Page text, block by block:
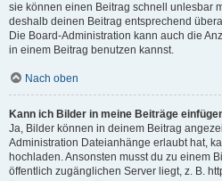
sie können einen Beitrag schnell unlesbar
deshalb deinen Beitrag entsprechend
Die Board-Administration kann auch die
in einem Beitrag benutzen kannst.
Nach oben
Kann ich Bilder in meine Beiträge
Ja, Bilder können in deinem Beitrag
Administration Dateianhänge erlaubt hat,
hochladen. Ansonsten musst du zu einem
öffentlich zugänglichen Server liegt, z. B.